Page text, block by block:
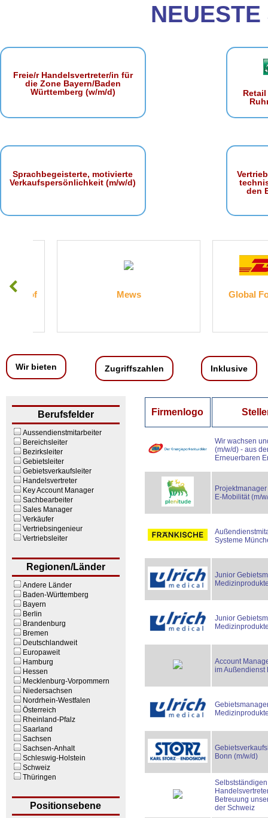
Freie/r Handelsvertreter/in für
die Zone Bayern/Baden
Württemberg (w/m/d)
Retail
Sprachbegeisterte, motivierte
Verkaufspersönlichkeit (m/w/d)
den
Global
Wir bieten Zugriffszahlen Inklusive
Berufsfelder
Aussendienstmitarbeiter
Bereichsleiter
Bezirksleiter
Gebietsleiter
Gebietsverkaufsleiter
Handelsvertreter
Key Account Manager
Sachbearbeiter
Sales Manager
Verkäufer
Vertriebsingenieur
Vertriebsleiter
Regionen/Länder
Andere Länder
Baden-Württemberg
Bayern
Berlin
Brandenburg
Bremen
Deutschlandweit
Europaweit
Hamburg
Hessen
Mecklenburg-Vorpommern
Niedersachsen
Nordrhein-Westfalen
Österreich
Rheinland-Pfalz
Saarland
Sachsen
Sachsen-Anhalt
Schleswig-Holstein
Schweiz
Thüringen
Positionsebene
Firmenlogo
Wir wachsen
(m/w/d) - aus
Erneuerbaren
E‑Mobilität (m/
Systeme
Junior
Junior
Account
im Außendienst
Bonn (m/w/d)
Selbstständigen
Betreuung
der Schweiz